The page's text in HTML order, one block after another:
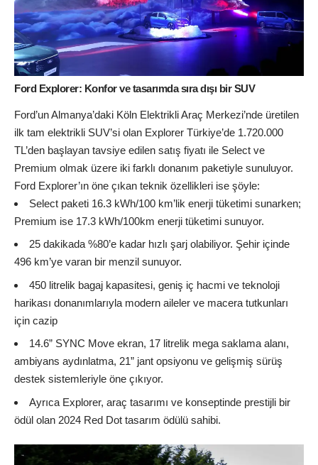
Ford Explorer: Konfor ve tasarımda sıra dışı bir SUV
Ford’un Almanya’daki Köln Elektrikli Araç Merkezi’nde üretilen
ilk tam elektrikli SUV’si olan Explorer Türkiye’de 1.720.000
TL’den başlayan tavsiye edilen satış fiyatı ile Select ve
Premium olmak üzere iki farklı donanım paketiyle sunuluyor.
Ford Explorer’ın öne çıkan teknik özellikleri ise şöyle:
Select paketi 16.3 kWh/100 km’lik enerji tüketimi sunarken;
Premium ise 17.3 kWh/100km enerji tüketimi sunuyor.
25 dakikada %80’e kadar hızlı şarj olabiliyor. Şehir içinde
496 km’ye varan bir menzil sunuyor.
450 litrelik bagaj kapasitesi, geniş iç hacmi ve teknoloji
harikası donanımlarıyla modern aileler ve macera tutkunları
için cazip
14.6” SYNC Move ekran, 17 litrelik mega saklama alanı,
ambiyans aydınlatma, 21” jant opsiyonu ve gelişmiş sürüş
destek sistemleriyle öne çıkıyor.
Ayrıca Explorer, araç tasarımı ve konseptinde prestijli bir
ödül olan 2024 Red Dot tasarım ödülü sahibi.